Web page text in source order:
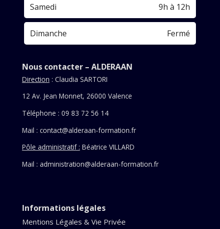
Samedi 9h à 12h
Dimanche Fermé
Nous contacter – ALDERAAN
Direction : Claudia SARTORI
12 Av. Jean Monnet, 26000 Valence
Téléphone : 09 83 72 56 14
Mail : contact@alderaan-formation.fr
Pôle administratif : Béatrice VILLARD
Mail : administration@alderaan-formation.fr
Informations légales
Mentions Légales & Vie Privée